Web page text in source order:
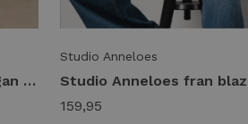
Studio Anneloes bibi cardigan 91545 Vest 8700 espresso
Studio Anneloes
159,95